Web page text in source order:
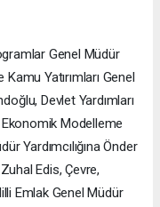
Genel Müdür
Yatırımları Genel
Devlet Yardımları
Ekonomik Modelleme
Yardımcılığına Önder
Edis, Çevre,
Emlak Genel Müdür